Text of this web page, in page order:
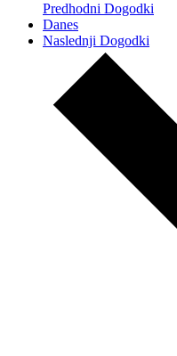
Predhodni Dogodki
Danes
Naslednji Dogodki